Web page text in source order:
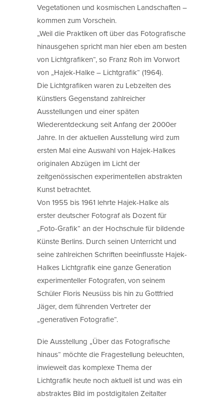
Vegetationen und kosmischen Landschaften –
kommen zum Vorschein.
„Weil die Praktiken oft über das Fotografische
hinausgehen spricht man hier eben am besten
von Lichtgrafiken“, so Franz Roh im Vorwort
von „Hajek-Halke – Lichtgrafik“ (1964).
Die Lichtgrafiken waren zu Lebzeiten des
Künstlers Gegenstand zahlreicher
Ausstellungen und einer späten
Wiederentdeckung seit Anfang der 2000er
Jahre. In der aktuellen Ausstellung wird zum
ersten Mal eine Auswahl von Hajek-Halkes
originalen Abzügen im Licht der
zeitgenössischen experimentellen abstrakten
Kunst betrachtet.
Von 1955 bis 1961 lehrte Hajek-Halke als
erster deutscher Fotograf als Dozent für
„Foto-Grafik“ an der Hochschule für bildende
Künste Berlins. Durch seinen Unterricht und
seine zahlreichen Schriften beeinflusste Hajek-
Halkes Lichtgrafik eine ganze Generation
experimenteller Fotografen, von seinem
Schüler Floris Neusüss bis hin zu Gottfried
Jäger, dem führenden Vertreter der
„generativen Fotografie“.
Die Ausstellung „Über das Fotografische
hinaus“ möchte die Fragestellung beleuchten,
inwieweit das komplexe Thema der
Lichtgrafik heute noch aktuell ist und was ein
abstraktes Bild im postdigitalen Zeitalter